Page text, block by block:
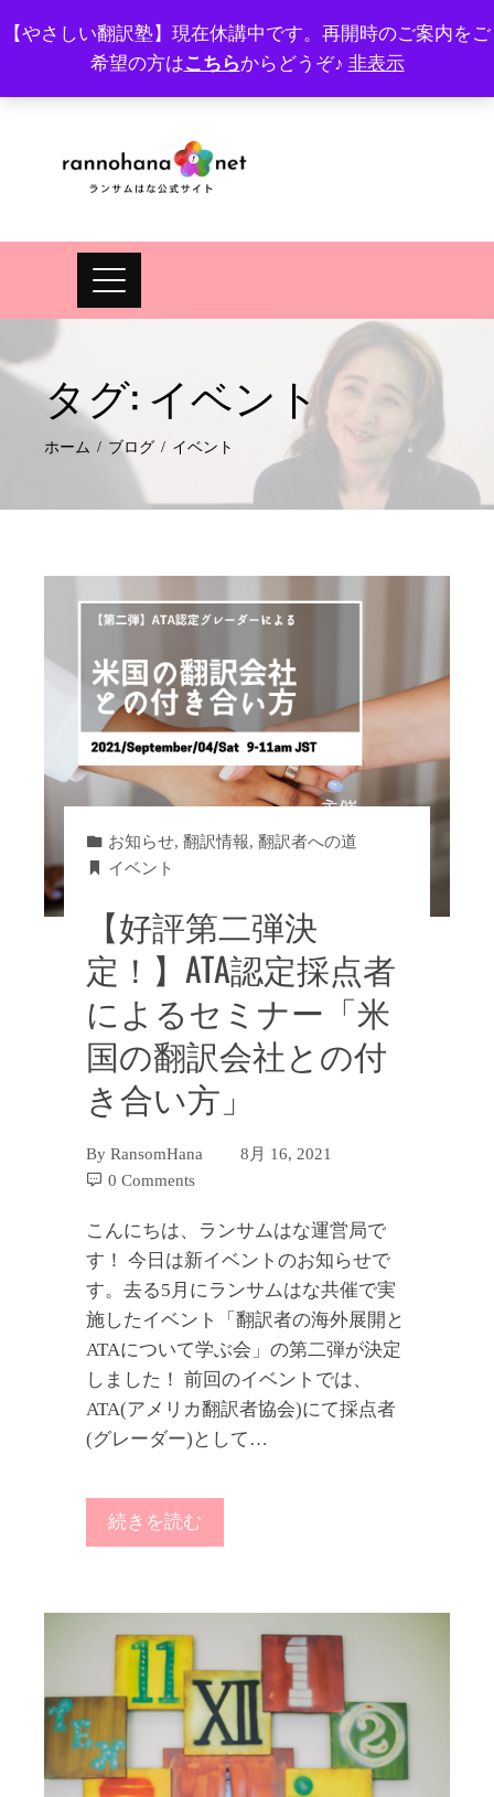
【やさしい翻訳塾】現在休講中です。再開時のご案内をご
希望の方はこちらからどうぞ♪ 非表示
プロフィール FAQ Site map JA EN
タグ: イベント
ホーム ブログ イベント
お知らせ,翻訳情報,翻訳者への道
イベント
【好評第二弾決
定！】ATA認定採点者
によるセミナー「米
国の翻訳会社との付
き合い方」
ByRansomHana
8月 16, 2021
0 Comments
こんにちは、ランサムはな運営局で
す！ 今日は新イベントのお知らせで
す。去る5月にランサムはな共催で実
施したイベント「翻訳者の海外展開と
ATAについて学ぶ会」の第二弾が決定
しました！ 前回のイベントでは、
ATA(アメリカ翻訳者協会)にて採点者
(グレーダー)として…
続きを読む